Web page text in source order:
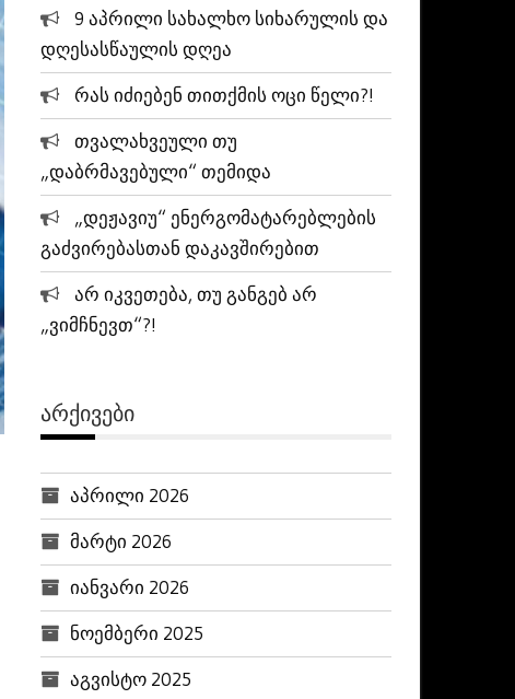
9 აპრილი სახალხო სიხარულის და
დღესასწაულის დღეა
რას იძიებენ თითქმის ოცი წელი?!
თვალახვეული თუ
„დაბრმავებული“ თემიდა
„დეჟავიუ“ ენერგომატარებლების
გაძვირებასთან დაკავშირებით
არ იკვეთება, თუ განგებ არ
„ვიმჩნევთ“?!
ᲐᲠᲥᲘᲕᲔᲑᲘ
აპრილი 2026
მარტი 2026
იანვარი 2026
ნოემბერი 2025
აგვისტო 2025